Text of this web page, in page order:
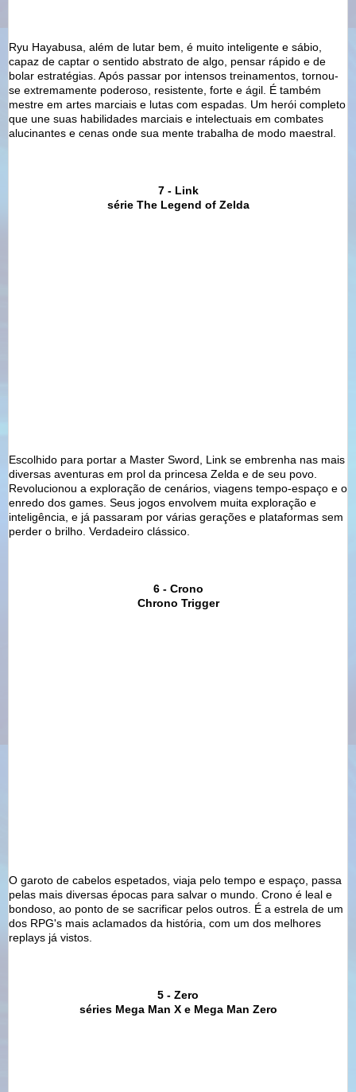
Ryu Hayabusa, além de lutar bem, é muito inteligente e sábio,
capaz de captar o sentido abstrato de algo, pensar rápido e de
bolar estratégias. Após passar por intensos treinamentos, tornou-
se extremamente poderoso, resistente, forte e ágil. É também
mestre em artes marciais e lutas com espadas. Um herói completo
que une suas habilidades marciais e intelectuais em combates
alucinantes e cenas onde sua mente trabalha de modo maestral.
7 - Link
série The Legend of Zelda
Escolhido para portar a Master Sword, Link se embrenha nas mais
diversas aventuras em prol da princesa Zelda e de seu povo.
Revolucionou a exploração de cenários, viagens tempo-espaço e o
enredo dos games. Seus jogos envolvem muita exploração e
inteligência, e já passaram por várias gerações e plataformas sem
perder o brilho. Verdadeiro clássico.
6 - Crono
Chrono Trigger
O garoto de cabelos espetados, viaja pelo tempo e espaço, passa
pelas mais diversas épocas para salvar o mundo. Crono é leal e
bondoso, ao ponto de se sacrificar pelos outros. É a estrela de um
dos RPG's mais aclamados da história, com um dos melhores
replays já vistos.
5 - Zero
séries Mega Man X e Mega Man Zero